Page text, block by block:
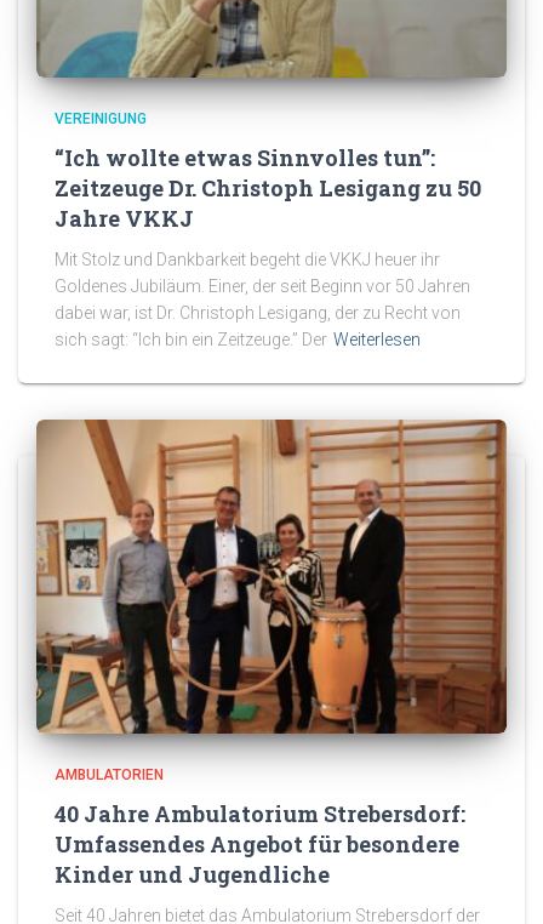
VEREINIGUNG
“Ich wollte etwas Sinnvolles tun”:
Zeitzeuge Dr. Christoph Lesigang zu 50
Jahre VKKJ
Mit Stolz und Dankbarkeit begeht die VKKJ heuer ihr
Goldenes Jubiläum. Einer, der seit Beginn vor 50 Jahren
dabei war, ist Dr. Christoph Lesigang, der zu Recht von
sich sagt: “Ich bin ein Zeitzeuge.” Der Weiterlesen
AMBULATORIEN
40 Jahre Ambulatorium Strebersdorf:
Umfassendes Angebot für besondere
Kinder und Jugendliche
Seit 40 Jahren bietet das Ambulatorium Strebersdorf der